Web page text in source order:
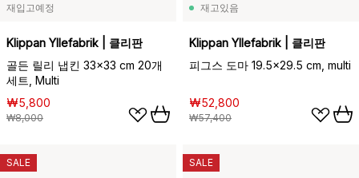
재입고예정
Klippan Yllefabrik | 클리판
골든 릴리 냅킨 33x33 cm 20개
세트, Multi
₩5,800
₩8,000
재고있음
Klippan Yllefabrik | 클리판
피그스 도마 19.5x29.5 cm, multi
₩52,800
₩57,400
SALE SALE